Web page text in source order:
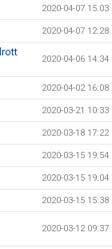
2020-04-07 15:03
2020-04-07 12:28
2020-04-06 14:34
2020-04-02 16:08
2020-03-21 10:33
2020-03-18 17:22
2020-03-15 19:54
2020-03-15 19:04
2020-03-15 15:38
2020-03-12 09:37